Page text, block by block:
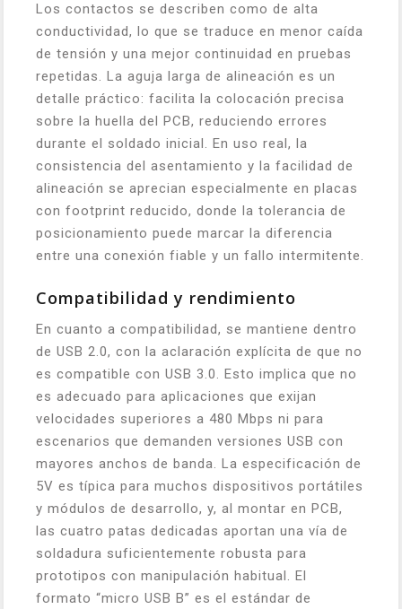
Los contactos se describen como de alta
conductividad, lo que se traduce en menor caída
de tensión y una mejor continuidad en pruebas
repetidas. La aguja larga de alineación es un
detalle práctico: facilita la colocación precisa
sobre la huella del PCB, reduciendo errores
durante el soldado inicial. En uso real, la
consistencia del asentamiento y la facilidad de
alineación se aprecian especialmente en placas
con footprint reducido, donde la tolerancia de
posicionamiento puede marcar la diferencia
entre una conexión fiable y un fallo intermitente.
Compatibilidad y rendimiento
En cuanto a compatibilidad, se mantiene dentro
de USB 2.0, con la aclaración explícita de que no
es compatible con USB 3.0. Esto implica que no
es adecuado para aplicaciones que exijan
velocidades superiores a 480 Mbps ni para
escenarios que demanden versiones USB con
mayores anchos de banda. La especificación de
5V es típica para muchos dispositivos portátiles
y módulos de desarrollo, y, al montar en PCB,
las cuatro patas dedicadas aportan una vía de
soldadura suficientemente robusta para
prototipos con manipulación habitual. El
formato “micro USB B” es el estándar de